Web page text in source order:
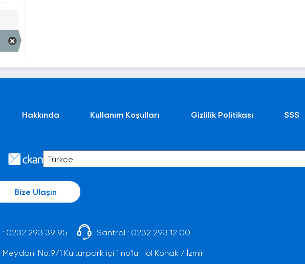
Hakkında Kullanım Koşulları Gizlilik Politikası SSS
Bize Ulaşın
: 0232 293 39 95 Santral : 0232 293 12 00
No:9/1 Kültürpark içi 1 no'lu Hol Konak / İzmir